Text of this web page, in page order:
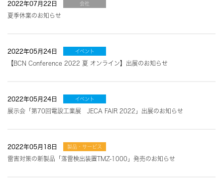
2022年07月22日 会社
夏季休業のお知らせ
2022年05月24日 イベント
【BCN Conference 2022 夏 オンライン】出展のお知らせ
2022年05月24日 イベント
展示会「第70回電設工業展 JECA FAIR 2022」出展のお知らせ
2022年05月18日 製品・サービス
雷害対策の新製品「落雷検出装置TMZ-1000」発売のお知らせ